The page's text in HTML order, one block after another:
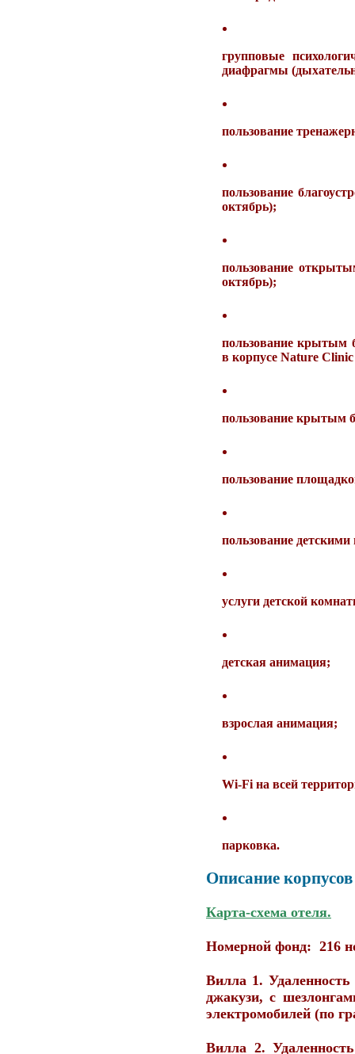
групповые
диафрагмы
пользование
пользование
октябрь);
пользование
октябрь);
пользование крытым
в корпусе Nature
пользование крытым
пользование
пользование
услуги детской
детская анимация;
взрослая анимация;
Wi-Fi на всей
парковка.
Описание корпусов
Карта-схема отеля.
Номерной фонд: 216
Вилла 1.
джакузи, с
электромобилей (по
Вилла 2.